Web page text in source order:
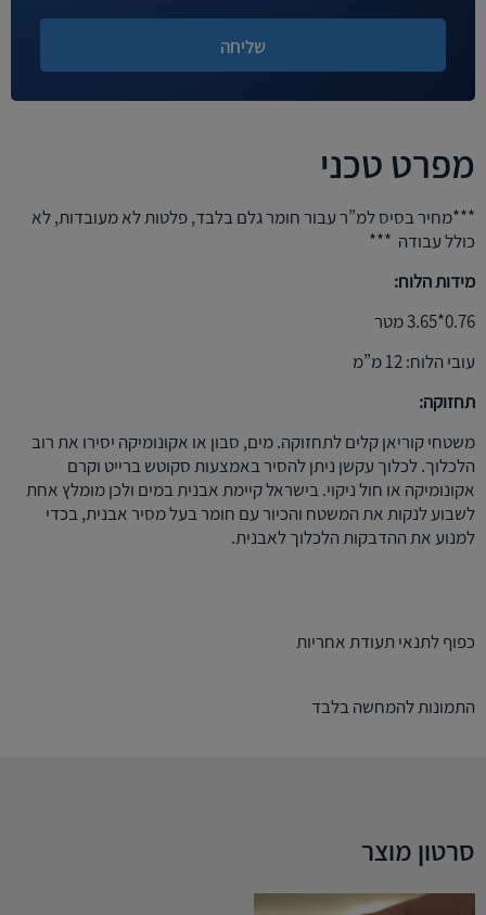
מפרט טכני
***מחיר בסיס למ”ר עבור חומר גלם בלבד, פלטות לא מעובדות, לא
כולל עבודה ***
מידות הלוח:
0.76*3.65 מטר
עובי הלוח: 12 מ”מ
תחזוקה:
משטחי קוריאן קלים לתחזוקה. מים, סבון או אקונומיקה יסירו את רוב
הלכלוך. לכלוך עקשן ניתן להסיר באמצעות סקוטש ברייט וקרם
אקונומיקה או חול ניקוי. בישראל קיימת אבנית במים ולכן מומלץ אחת
לשבוע לנקות את המשטח והכיור עם חומר בעל מסיר אבנית, בכדי
למנוע את ההדבקות הלכלוך לאבנית.
כפוף לתנאי תעודת אחריות
התמונות להמחשה בלבד
סרטון מוצר